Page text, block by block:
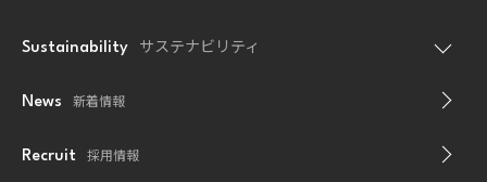
Sustainability サステナビリティ
News 新着情報
Recruit 採用情報